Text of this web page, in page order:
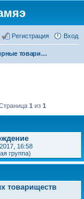
Вход
Регистрация
Квартирные товарищества
1 из 1
16:58
группа)
товариществ